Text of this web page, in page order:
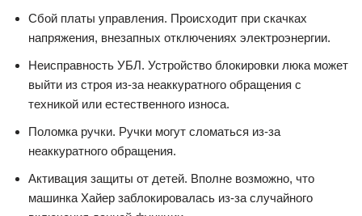
Сбой платы управления. Происходит при скачках
напряжения, внезапных отключениях электроэнергии.
Неисправность УБЛ. Устройство блокировки люка может
выйти из строя из-за неаккуратного обращения с
техникой или естественного износа.
Поломка ручки. Ручки могут сломаться из-за
неаккуратного обращения.
Активация защиты от детей. Вполне возможно, что
машинка Хайер заблокировалась из-за случайного